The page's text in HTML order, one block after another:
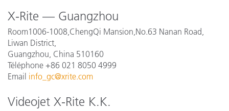
X-Rite — Guangzhou
Room1006-1008,ChengQi Mansion,No.63 Nanan Road,
Liwan District,
Guangzhou, China 510160
Téléphone +86 021 8050 4999
Email info_gc@xrite.com
Videojet X-Rite K.K.